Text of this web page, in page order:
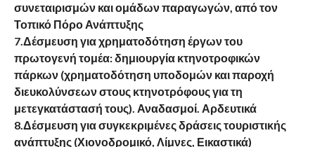
συνεταιρισμών και ομάδων παραγωγών, από τον
Τοπικό Πόρο Ανάπτυξης
7.Δέσμευση για χρηματοδότηση έργων του
πρωτογενή τομέα: δημιουργία κτηνοτροφικών
πάρκων (χρηματοδότηση υποδομών και παροχή
διευκολύνσεων στους κτηνοτρόφους για τη
μετεγκατάστασή τους). Αναδασμοί. Αρδευτικά
8.Δέσμευση για συγκεκριμένες δράσεις τουριστικής
ανάπτυξης (Χιονοδρομικό, Λίμνες, Εικαστικά)